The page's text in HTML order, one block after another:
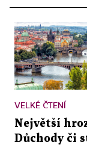
VELKÉ ČTENÍ
Největší
Důchody či